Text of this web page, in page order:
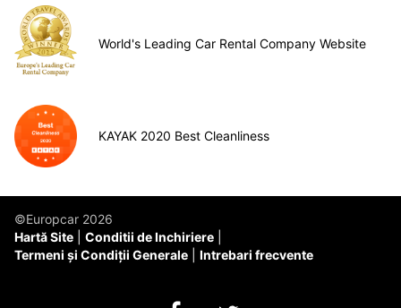
World's Leading Car Rental Company Website
KAYAK 2020 Best Cleanliness
©Europcar 2026
Hartă Site
Conditii de Inchiriere
Termeni și Condiții Generale
Intrebari frecvente